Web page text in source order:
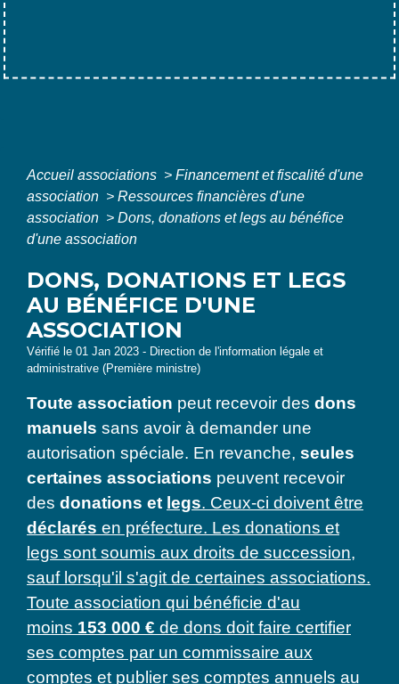
Accueil associations > Financement et fiscalité d'une
association > Ressources financières d'une
association > Dons, donations et legs au bénéfice
d'une association
DONS, DONATIONS ET LEGS
AU BÉNÉFICE D'UNE
ASSOCIATION
Vérifié le 01 Jan 2023 - Direction de l'information légale et
administrative (Première ministre)
Toute association peut recevoir des dons
manuels sans avoir à demander une
autorisation spéciale. En revanche, seules
certaines associations peuvent recevoir
des donations et legs. Ceux-ci doivent être
déclarés en préfecture. Les donations et
legs sont soumis aux droits de succession,
sauf lorsqu'il s'agit de certaines associations.
Toute association qui bénéficie d'au
moins 153 000 € de dons doit faire certifier
ses comptes par un commissaire aux
comptes et publier ses comptes annuels au